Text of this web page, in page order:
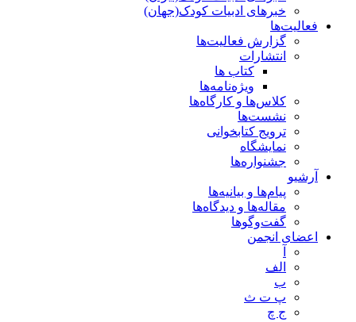
خبرهای ادبیات کودک(جهان)
فعالیت‌ها
گزارش فعالیت‌ها
انتشارات
کتاب ها
ویژه‌نامه‌ها
کلاس‌ها و کارگاه‌ها
نشست‌ها
ترویج کتابخوانی
نمایشگاه
جشنواره‌ها
آرشیو
پیام‌ها و بیانیه‌ها
مقاله‌ها و دیدگاه‌ها
گفت‌وگوها
اعضای انجمن
الف
ب
پ ت ث
ج چ